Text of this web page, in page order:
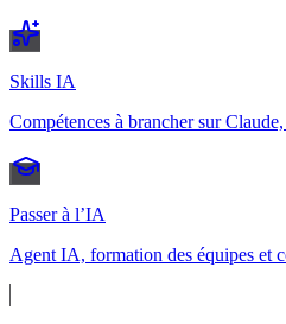
Skills IA
Compétences à brancher sur
Passer à l’IA
Agent IA, formation des équipes et